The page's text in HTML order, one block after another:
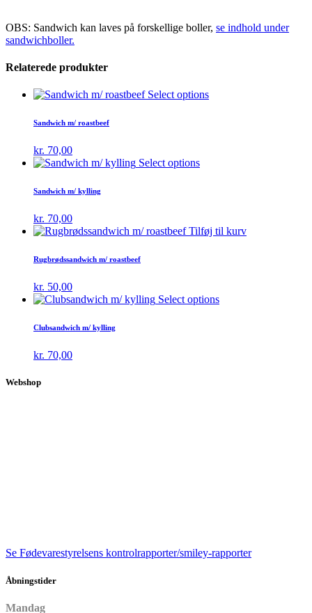
OBS: Sandwich kan laves på forskellige boller, se indhold under
sandwichboller.
Relaterede produkter
Select options
Sandwich m/ roastbeef
kr. 70,00
Select options
Sandwich m/ kylling
kr. 70,00
Tilføj til kurv
Rugbrødssandwich m/ roastbeef
kr. 50,00
Select options
Clubsandwich m/ kylling
kr. 70,00
Webshop
Se Fødevarestyrelsens kontrolrapporter/smiley-rapporter
Åbningstider
Mandag